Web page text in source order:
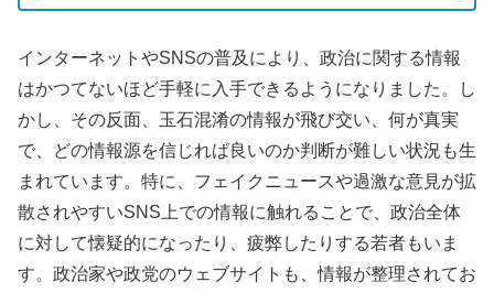
インターネットやSNSの普及により、政治に関する情報
はかつてないほど手軽に入手できるようになりました。し
かし、その反面、玉石混淆の情報が飛び交い、何が真実
で、どの情報源を信じれば良いのか判断が難しい状況も生
まれています。特に、フェイクニュースや過激な意見が拡
散されやすいSNS上での情報に触れることで、政治全体
に対して懐疑的になったり、疲弊したりする若者もいま
す。政治家や政党のウェブサイトも、情報が整理されてお